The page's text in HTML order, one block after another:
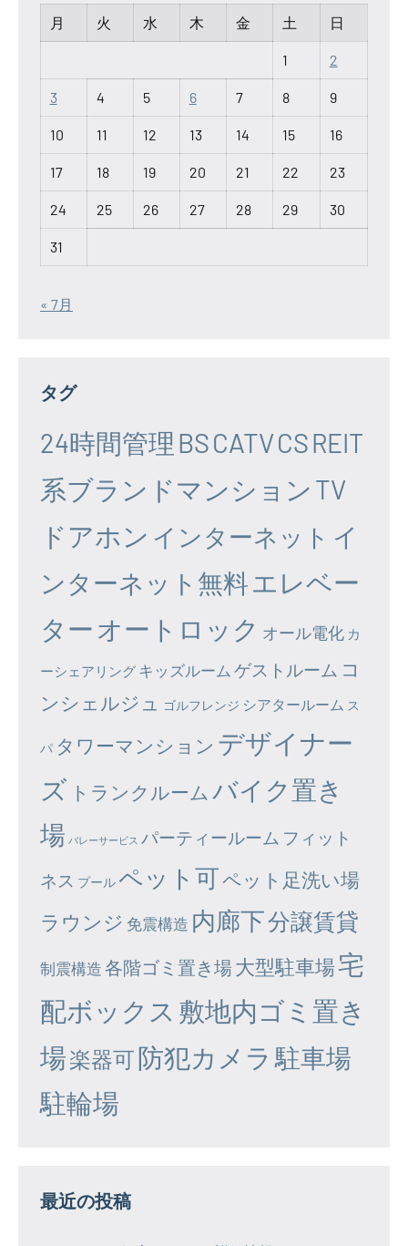
月
火 水 木 金 土 日
1 2
3 4 5 6 7 8 9
10 11 12 13 14 15 16
17 18 19 20 21 22 23
24 25 26 27 28 29 30
31
« 7月
タグ
24時間管理 BSCATVCSREIT
系ブランドマンション TV
ドアホン インターネット イ
ンターネット無料エレベー
ター オートロック オール電化 カ
ーシェアリング キッズルーム ゲストルーム コ
ンシェルジュ
ゴルフレンジ シアタールーム ス
パ タワーマンション デザイナー
ズ トランクルーム バイク置き
場 バレーサービス パーティールーム フィット
ネス プール ペット可ペット足洗い場
ラウンジ 免震構造 内廊下分譲賃貸
制震構造 各階ゴミ置き場大型駐車場宅
配ボックス 敷地内ゴミ置き
場楽器可防犯カメラ 駐車場
駐輪場
最近の投稿